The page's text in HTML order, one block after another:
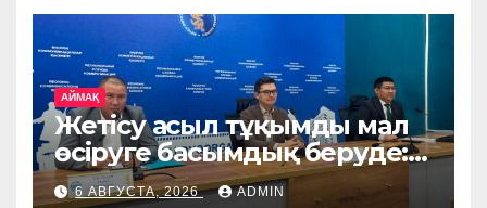
АЙМАҚ
Жетісу асыл тұқымды мал
өсіруге басымдық беруде:
өңірге Ирландия, Дания
6 АВГУСТА, 2026 ADMIN